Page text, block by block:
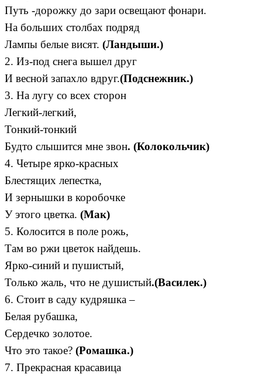
Путь -дорожку до зари освещают фонари.
На больших столбах подряд
Лампы белые висят. (Ландыши.)
2. Из-под снега вышел друг
И весной запахло вдруг.(Подснежник.)
3. На лугу со всех сторон
Легкий-легкий,
Тонкий-тонкий
Будто слышится мне звон. (Колокольчик)
4. Четыре ярко-красных
Блестящих лепестка,
И зернышки в коробочке
У этого цветка. (Мак)
5. Колосится в поле рожь,
Там во ржи цветок найдешь.
Ярко-синий и пушистый,
Только жаль, что не душистый.(Василек.)
6. Стоит в саду кудряшка –
Белая рубашка,
Сердечко золотое.
Что это такое? (Ромашка.)
7. Прекрасная красавица